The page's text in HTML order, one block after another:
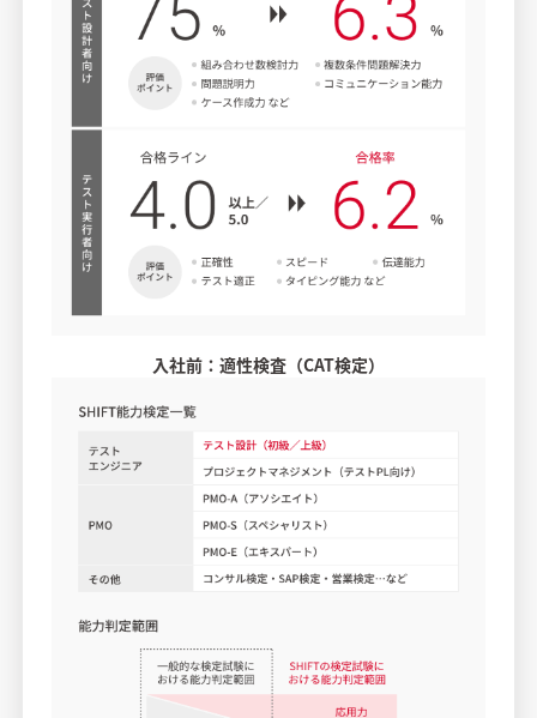
入社前：適性検査（CAT検定）